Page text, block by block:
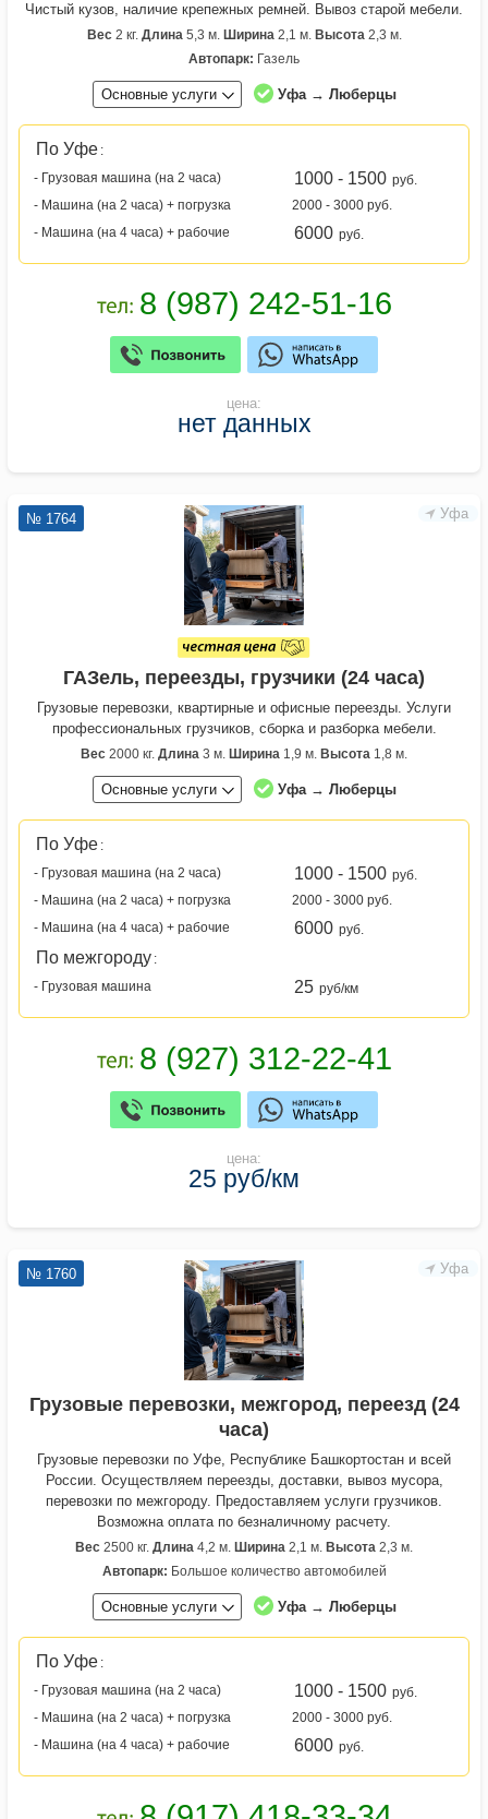
Чистый кузов, наличие крепежных ремней. Вывоз старой мебели.
Вес2 кг. Длина5,3 м. Ширина2,1 м. Высота2,3 м.
Автопарк: Газель
Основные услуги Уфа → Люберцы
По Уфе :
- Грузовая машина (на 2 часа)
1000 - 1500 руб.
- Машина (на 2 часа) + погрузка
2000 - 3000 руб.
- Машина (на 4 часа) + рабочие
6000 руб.
цена:
нет данных
Уфа
№ 1764
ГАЗель, переезды, грузчики (24 часа)
Грузовые перевозки, квартирные и офисные переезды. Услуги
профессиональных грузчиков, сборка и разборка мебели.
Вес 2000 кг. Длина 3 м. Ширина 1,9 м. Высота 1,8 м.
Основные услуги Уфа → Люберцы
По Уфе :
- Грузовая машина (на 2 часа)
1000 - 1500 руб.
- Машина (на 2 часа) + погрузка
2000 - 3000 руб.
- Машина (на 4 часа) + рабочие
6000 руб.
По межгороду :
- Грузовая машина
25 руб/км
цена:
25 руб/км
Уфа
№ 1760
Грузовые перевозки, межгород, переезд (24
часа)
Грузовые перевозки по Уфе, Республике Башкортостан и всей
России. Осуществляем переезды, доставки, вывоз мусора,
перевозки по межгороду. Предоставляем услуги грузчиков.
Возможна оплата по безналичному расчету.
Вес 2500 кг. Длина 4,2 м. Ширина 2,1 м. Высота 2,3 м.
Автопарк: Большое количество автомобилей
Основные услуги Уфа → Люберцы
По Уфе :
- Грузовая машина (на 2 часа)
1000 - 1500 руб.
- Машина (на 2 часа) + погрузка
2000 - 3000 руб.
- Машина (на 4 часа) + рабочие
6000 руб.